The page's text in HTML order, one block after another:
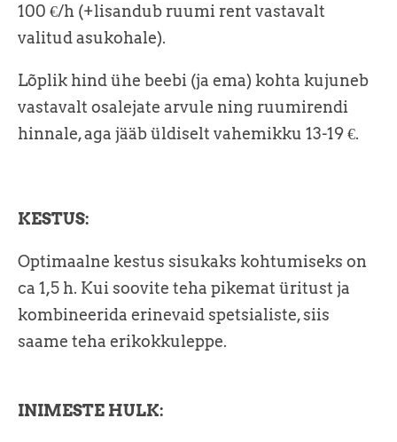
100 €/h (+lisandub ruumi rent vastavalt
valitud asukohale).
Lõplik hind ühe beebi (ja ema) kohta kujuneb
vastavalt osalejate arvule ning ruumirendi
hinnale, aga jääb üldiselt vahemikku 13-19 €.
KESTUS:
Optimaalne kestus sisukaks kohtumiseks on
ca 1,5 h. Kui soovite teha pikemat üritust ja
kombineerida erinevaid spetsialiste, siis
saame teha erikokkuleppe.
INIMESTE HULK: